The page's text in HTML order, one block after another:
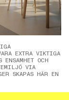
EXTRA VIKTIGA
OCH
VIA
SKAPAS HÄR EN